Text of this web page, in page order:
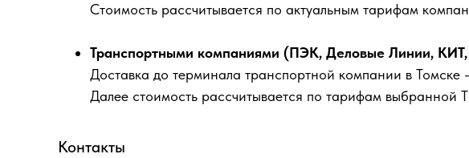
Стоимость рассчитывается по актуальным тарифам
Транспортными компаниями (ПЭК, Деловые Линии, КИТ,
Доставка до терминала транспортной компании в Томске
Далее стоимость рассчитывается по тарифам выбранной
Контакты